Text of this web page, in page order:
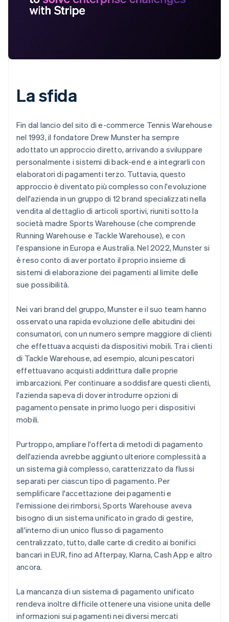
La sfida
Fin dal lancio del sito di e-commerce Tennis Warehouse
nel 1993, il fondatore Drew Munster ha sempre
adottato un approccio diretto, arrivando a sviluppare
personalmente i sistemi di back-end e a integrarli con
elaboratori di pagamenti terzo. Tuttavia, questo
approccio è diventato più complesso con l'evoluzione
dell'azienda in un gruppo di 12 brand specializzati nella
vendita al dettaglio di articoli sportivi, riuniti sotto la
società madre Sports Warehouse (che comprende
Running Warehouse e Tackle Warehouse), e con
l'espansione in Europa e Australia. Nel 2022, Munster si
è reso conto di aver portato il proprio insieme di
sistemi di elaborazione dei pagamenti al limite delle
sue possibilità.
Nei vari brand del gruppo, Munster e il suo team hanno
osservato una rapida evoluzione delle abitudini dei
consumatori, con un numero sempre maggiore di clienti
che effettuava acquisti da dispositivi mobili. Tra i clienti
di Tackle Warehouse, ad esempio, alcuni pescatori
effettuavano acquisti addirittura dalle proprie
imbarcazioni. Per continuare a soddisfare questi clienti,
l'azienda sapeva di dover introdurre opzioni di
pagamento pensate in primo luogo per i dispositivi
mobili.
Purtroppo, ampliare l'offerta di metodi di pagamento
dell'azienda avrebbe aggiunto ulteriore complessità a
un sistema già complesso, caratterizzato da flussi
separati per ciascun tipo di pagamento. Per
semplificare l'accettazione dei pagamenti e
l'emissione dei rimborsi, Sports Warehouse aveva
bisogno di un sistema unificato in grado di gestire,
all'interno di un unico flusso di pagamento
centralizzato, tutto, dalle carte di credito ai bonifici
bancari in EUR, fino ad Afterpay, Klarna, Cash App e altro
ancora.
La mancanza di un sistema di pagamento unificato
rendeva inoltre difficile ottenere una visione unita delle
informazioni sui pagamenti nei diversi mercati